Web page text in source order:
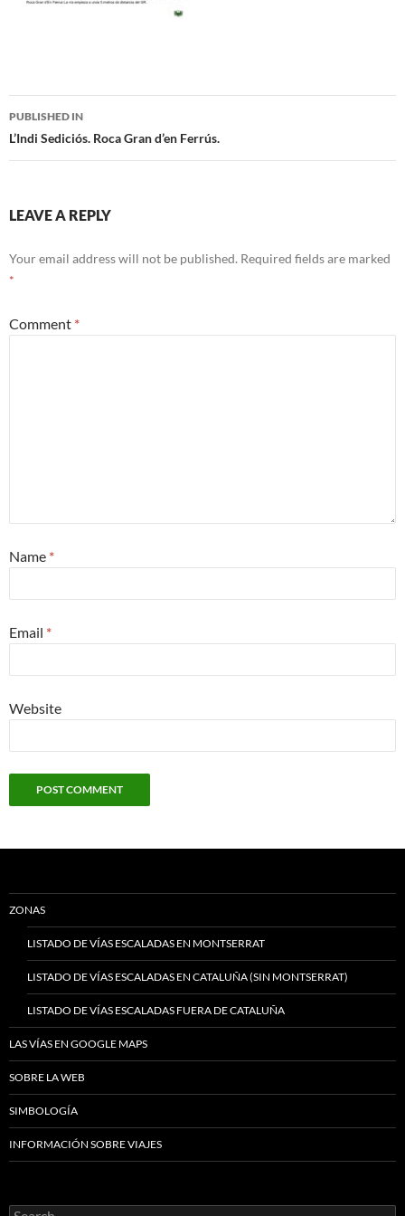
Post
navigation
PUBLISHED IN
L’Indi Sediciós. Roca Gran d’en Ferrús.
LEAVE A REPLY
Your email address will not be published. Required fields are marked
*
Comment *
Name *
Email *
Website
ZONAS
LISTADO DE VÍAS ESCALADAS EN MONTSERRAT
LISTADO DE VÍAS ESCALADAS EN CATALUÑA (SIN MONTSERRAT)
LISTADO DE VÍAS ESCALADAS FUERA DE CATALUÑA
LAS VÍAS EN GOOGLE MAPS
SOBRE LA WEB
SIMBOLOGÍA
INFORMACIÓN SOBRE VIAJES
Search